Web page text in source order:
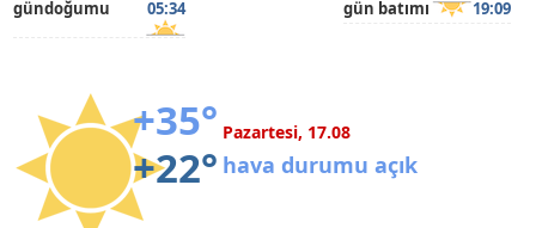
gündoğumu
05:34 gün batımı 19:09
+35°
+22°
Pazartesi, 17.08
hava durumu açık